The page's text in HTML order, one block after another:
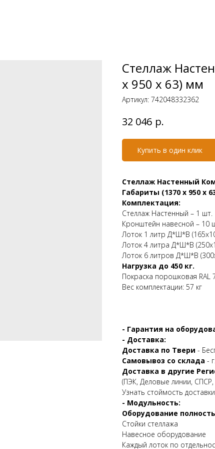
Стеллаж
х 950 х 63) мм
Артикул: 742048332362
32 046 р.
Купить в один клик
Стеллаж Настенный
Габариты (1370 х 950 х
Комплектация:
Стеллаж Настенный – 1 шт.
Кронштейн навесной – 10
Лоток 1 литр Д*Ш*В
Лоток 4 литра Д*Ш*В
Лоток 6 литров Д*Ш*В
Нагрузка до 450 кг.
Покраска порошковая RAL
Вес комплектации: 57 кг
- Гарантия на
- Доставка:
Доставка по Твери -
Самовывоз со склада -
Доставка в другие
(ПЭК, Деловые линии,
Узнать стоймость
- Модульность:
Оборудование
Стойки стеллажа
Навесное оборудование
Каждый лоток по